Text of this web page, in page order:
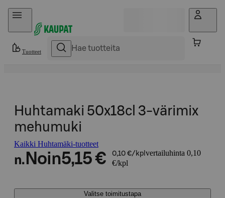
Hyppää sisältöön
Tuotteet
Huhtamaki 50x18cl 3-värimix
mehumuki
Kaikki Huhtamäki-tuotteet
n. Noin5,15 € 0,10 €/kpl vertailuhinta 0,10
€/kpl
Valitse toimitustapa